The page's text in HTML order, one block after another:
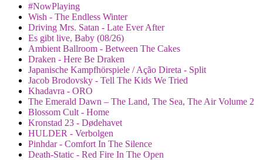
#NowPlaying
Wish - The Endless Winter
Driving Mrs. Satan - Late Ever After
Es gibt live, Baby (08/26)
Ambient Ballroom - Between The Cakes
Draken - Here Be Draken
Japanische Kampfhörspiele / Ação Direta - Split
Jacob Brodovsky - Tell The Kids We Tried
Khadavra - ORO
The Emerald Dawn – The Land, The Sea, The Air Volume 2
Blossom Cult - Home
Kronstad 23 - Dødehavet
HULDER - Verbolgen
Pinhdar - Comfort In The Silence
Death-Static - Red Fire In The Open